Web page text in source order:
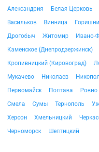
Александрия Белая Церковь
Васильков
Винница
Дрогобыч
Житомир Ивано-
Каменское (Днепродзержинск)
Кропивницкий (Кировоград)
Мукачево
Николаев
Первомайск
Полтава Ровно
Смела
Сумы Тернополь
Херсон
Хмельницкий
Черноморск
Шептицкий